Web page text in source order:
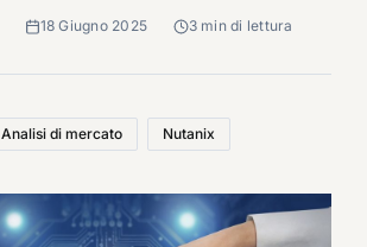
18 Giugno 2025 3 min di lettura
Analisi di mercato Nutanix